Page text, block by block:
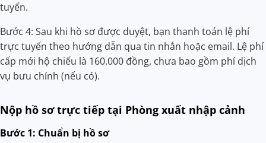
tuyến.
Bước 4: Sau khi hồ sơ được duyệt, bạn thanh toán lệ phí
trực tuyến theo hướng dẫn qua tin nhắn hoặc email. Lệ phí
cấp mới hộ chiếu là 160.000 đồng, chưa bao gồm phí dịch
vụ bưu chính (nếu có).
Nộp hồ sơ trực tiếp tại Phòng xuất nhập cảnh
Bước 1: Chuẩn bị hồ sơ